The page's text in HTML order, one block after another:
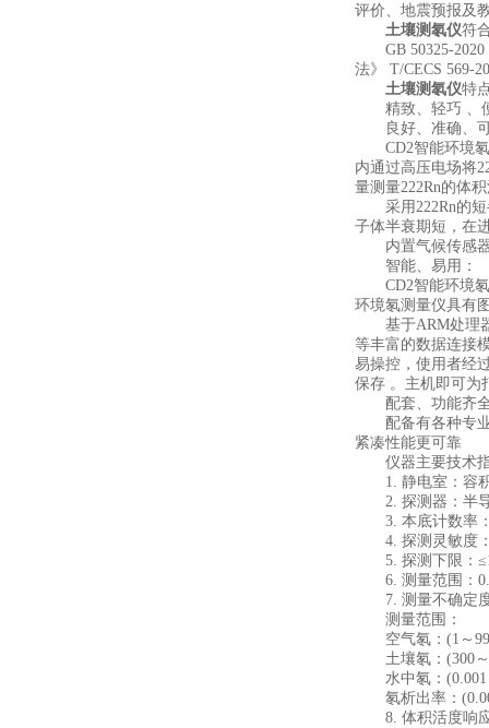
评价、地震预报及
土壤测氡仪符
GB 50325-2020
法》 T/CECS 569-
土壤测氡仪特
精致、轻巧 、便
良好、准确、
CD2智能环境氡
内通过高压电场将
量测量222Rn的体
采用222Rn的短
子体半衰期短，在
内置气候传感器
智能、易用：
CD2智能环境氡
环境氡测量仪具有
基于ARM处理器
等丰富的数据连接
易操控，使用者经
保存 。主机即可为
配套、功能齐
配备有各种专业
紧凑性能更可靠
仪器主要技术
1. 静电室：容积
2. 探测器：半导
3. 本底计数率：
4. 探测灵敏度：
5. 探测下限：
6. 测量范围：0.1
7. 测量不确定度
测量范围：
空气氡：(1～
土壤氡：(300～
水中氡：(0.001
氡析出率：
8. 体积活度响应